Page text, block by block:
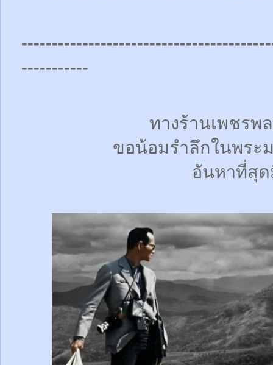
-----------
ทางร้านเพชรพ
ขอน้อมรำลึกในพร
อันหาที่สุ